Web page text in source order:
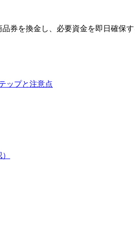
券を換金し、必要資金を即日確保
ップと注意点